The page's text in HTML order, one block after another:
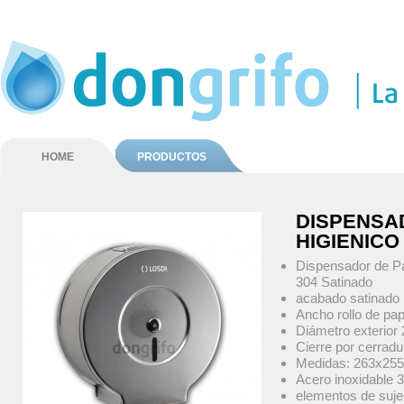
HOME PRODUCTOS
Dispensador de
304 Satinado
acabado satinado
Ancho rollo de
Diámetro
Cierre por
Medidas:
Acero inoxidable
elementos de